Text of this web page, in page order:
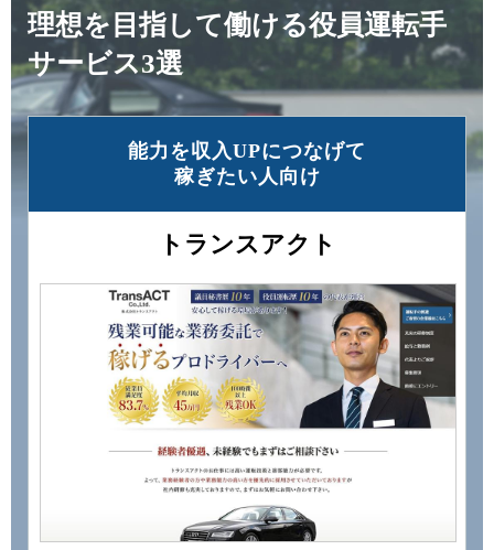
理想を目指して働ける役員運転手
サービス3選
能力を収⼊UPにつなげて
稼ぎたい⼈向け
トランスアクト